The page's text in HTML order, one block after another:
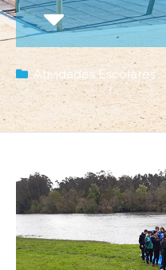
Atividades Escolares